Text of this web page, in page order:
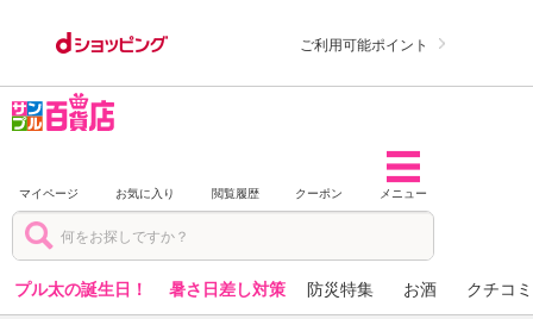
ご利用可能ポイント
マイページ お気に入り 閲覧履歴 クーポン メニュー
プル太の誕生日！ 暑さ日差し対策 防災特集 お酒 クチコ